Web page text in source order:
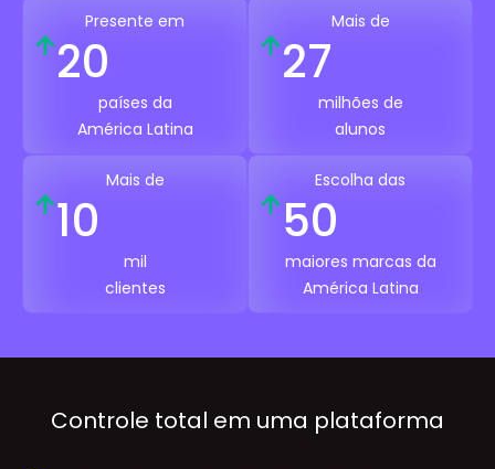
Presente em
20
países da
América Latina
Mais de
27
milhões de
alunos
Mais de
10
mil
clientes
Escolha das
50
maiores marcas da
América Latina
Controle total em uma plataforma